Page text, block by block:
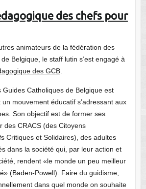
des chefs pour
animateurs de la fédération des
Belgique, le staff lutin s’est engagé à
des GCB.
Guides Catholiques de Belgique est
mouvement éducatif s’adressant aux
Son objectif est de former ses
des CRACS (des Citoyens
Critiques et Solidaires), des adultes
dans la société qui, par leur action et
rendent «le monde un peu meilleur
(Baden-Powell). Faire du guidisme,
dans quel monde on souhaite